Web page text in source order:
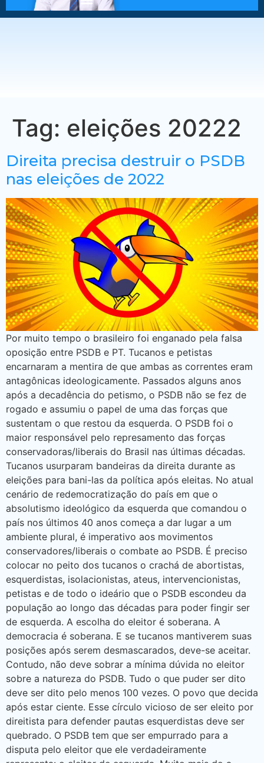
Tag: eleições 20222
Direita precisa destruir o PSDB
nas eleições de 2022
Por muito tempo o brasileiro foi enganado pela falsa
oposição entre PSDB e PT. Tucanos e petistas
encarnaram a mentira de que ambas as correntes eram
antagônicas ideologicamente. Passados alguns anos
após a decadência do petismo, o PSDB não se fez de
rogado e assumiu o papel de uma das forças que
sustentam o que restou da esquerda. O PSDB foi o
maior responsável pelo represamento das forças
conservadoras/liberais do Brasil nas últimas décadas.
Tucanos usurparam bandeiras da direita durante as
eleições para bani-las da política após eleitas. No atual
cenário de redemocratização do país em que o
absolutismo ideológico da esquerda que comandou o
país nos últimos 40 anos começa a dar lugar a um
ambiente plural, é imperativo aos movimentos
conservadores/liberais o combate ao PSDB. É preciso
colocar no peito dos tucanos o crachá de abortistas,
esquerdistas, isolacionistas, ateus, intervencionistas,
petistas e de todo o ideário que o PSDB escondeu da
população ao longo das décadas para poder fingir ser
de esquerda. A escolha do eleitor é soberana. A
democracia é soberana. E se tucanos mantiverem suas
posições após serem desmascarados, deve-se aceitar.
Contudo, não deve sobrar a mínima dúvida no eleitor
sobre a natureza do PSDB. Tudo o que puder ser dito
deve ser dito pelo menos 100 vezes. O povo que decida
após estar ciente. Esse círculo vicioso de ser eleito por
direitista para defender pautas esquerdistas deve ser
quebrado. O PSDB tem que ser empurrado para a
disputa pelo eleitor que ele verdadeiramente